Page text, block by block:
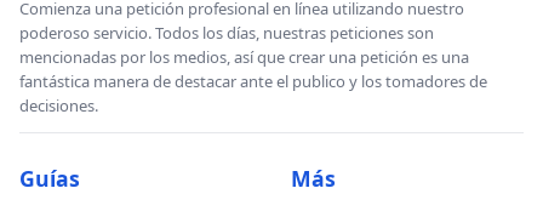
Comienza una petición profesional en línea utilizando nuestro
poderoso servicio. Todos los días, nuestras peticiones son
mencionadas por los medios, así que crear una petición es una
fantástica manera de destacar ante el publico y los tomadores de
decisiones.
Guías Más